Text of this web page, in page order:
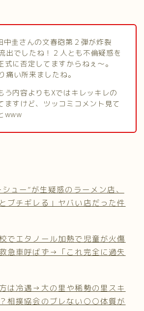
圭さんの文春砲第２弾が炸裂
出でしたね！２人とも不倫疑惑を
式に否定してますからねぇ～。
痛い所来ましたね。
う内容よりもXではキレッキレの
ますけど、ツッコミコメント見て
www
シュー”が生疑惑のラーメン店、
ブチギレる」ヤバい店だった件
でエタノール加熱で児童が火傷
急車呼ばず→「これ完全に過失
は冷遇→大の里や稀勢の里スキ
相撲協会のブレない○○体質が